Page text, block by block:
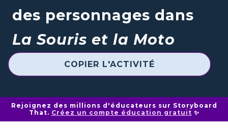
des personnages dans
La Souris et la Moto
COPIER L'ACTIVITÉ
Rejoignez des millions d'éducateurs sur Storyboard
That. Créez un compte éducation gratuit ✨